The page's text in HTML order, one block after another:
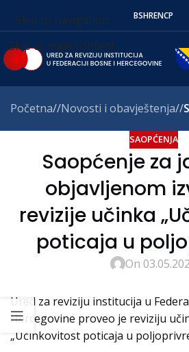
Skip to navigation
Skip to main content
BSHRENСР
Početna/ Novosti i obavještenja/
SAOPĆENJA
Saopćenje za
objavljenom
revizije učinka
poticaja u
On
Ured za reviziju institucija u
Hercegovine proveo je reviziju
„Učinkovitost poticaja u